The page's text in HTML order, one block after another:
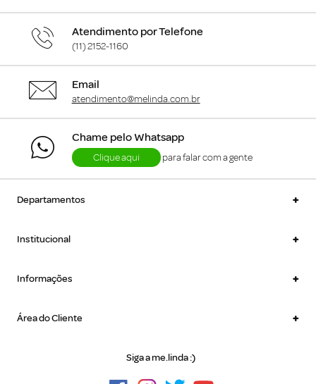
Atendimento por Telefone
(11) 2152-1160
Email
atendimento@melinda.com.br
Chame pelo Whatsapp
Clique aqui para falar com a gente
Departamentos +
Institucional +
Informações +
Área do Cliente +
Siga a me.linda :)